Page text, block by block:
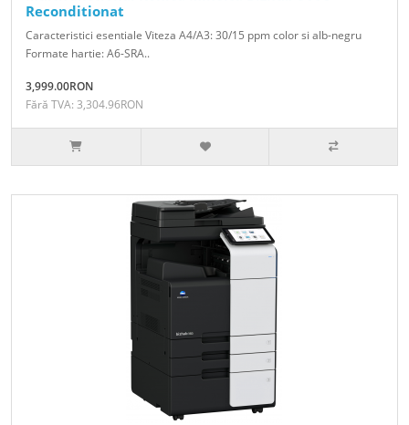
Reconditionat
Caracteristici esentiale Viteza A4/A3: 30/15 ppm color si alb-negru
Formate hartie: A6-SRA..
3,999.00RON
Fără TVA: 3,304.96RON